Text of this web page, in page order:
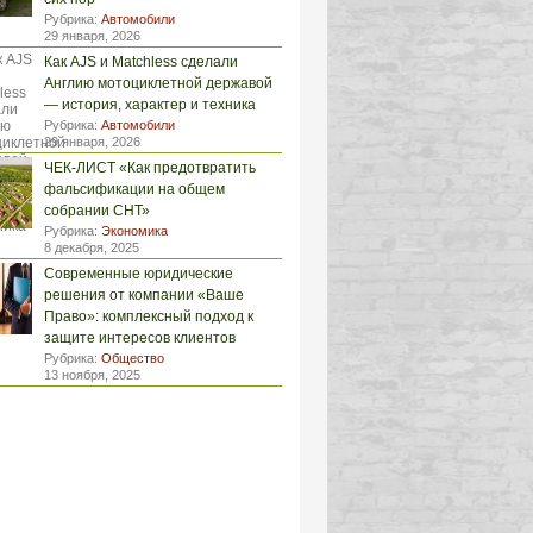
Рубрика: Автомобили
29 января, 2026
Как AJS и Matchless сделали
Англию мотоциклетной державой
— история, характер и техника
Рубрика: Автомобили
29 января, 2026
ЧЕК-ЛИСТ «Как предотвратить
фальсификации на общем
собрании СНТ»
Рубрика: Экономика
8 декабря, 2025
Современные юридические
решения от компании «Ваше
Право»: комплексный подход к
защите интересов клиентов
Рубрика: Общество
13 ноября, 2025